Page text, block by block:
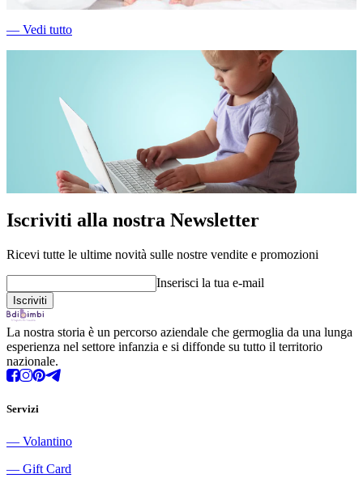
― Vedi tutto
Iscriviti alla nostra Newsletter
Ricevi tutte le ultime novità sulle nostre vendite e promozioni
Inserisci la tua e-mail
La nostra storia è un percorso aziendale che germoglia da una lunga
esperienza nel settore infanzia e si diffonde su tutto il territorio
nazionale.
Servizi
― Volantino
― Gift Card